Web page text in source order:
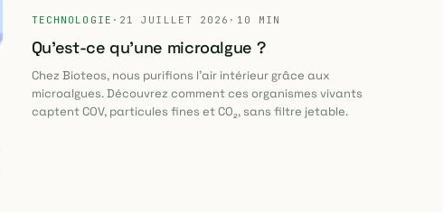
TECHNOLOGIE · 21 JUILLET 2026 · 10 MIN
Qu'est-ce qu'une microalgue ?
Chez Bioteos, nous purifions l'air intérieur grâce aux
microalgues. Découvrez comment ces organismes vivants
captent COV, particules fines et CO₂, sans filtre jetable.